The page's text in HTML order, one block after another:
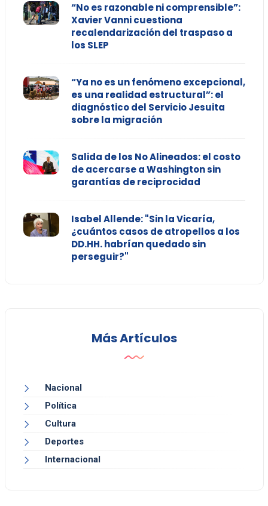
“No es razonable ni comprensible”:
Xavier Vanni cuestiona
recalendarización del traspaso a
los SLEP
“Ya no es un fenómeno excepcional,
es una realidad estructural”: el
diagnóstico del Servicio Jesuita
sobre la migración
Salida de los No Alineados: el costo
de acercarse a Washington sin
garantías de reciprocidad
Isabel Allende: "Sin la Vicaría,
¿cuántos casos de atropellos a los
DD.HH. habrían quedado sin
perseguir?"
Más Artículos
Nacional
Política
Cultura
Deportes
Internacional